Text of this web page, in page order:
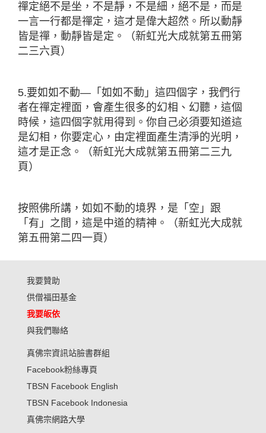
禪定絕不是坐，不是靜，不是細，絕不是，而是
一言一行都是禪定，這才是偉大超然。所以動靜
皆是禪，動靜皆是定。（新虹光大成就第五冊第
二三六頁）
5.要如如不動—「如如不動」這四個字，我們行
者在禪定裡面，會產生很多的幻相、幻聽，這個
時候，這四個字就用得到。你自己必須要知道這
是幻相，你要定心，由定裡面產生清淨的光明，
這才是正念。（新虹光大成就第五冊第二三九
頁）
按照佛所講，如如不動的境界，是「空」跟
「有」之間，這是中道的精神。（新虹光大成就
第五冊第二四一頁）
我要贊助
供僧福田基金
我要皈依
與我們聯絡
真佛宗資訊站臉書群組
Facebook粉絲專頁
TBSN Facebook English
TBSN Facebook Indonesia
真佛宗網路大學